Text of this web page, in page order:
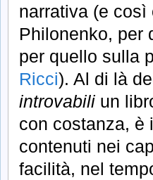
narrativa (e
Philonenko, per
per quello sulla
Ricci). Al di là
introvabili un
con costanza, è
contenuti nei
facilità, nel